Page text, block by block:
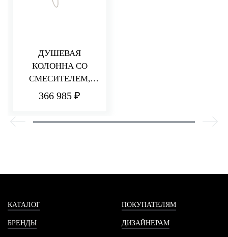
ДУШЕВАЯ
КОЛОННА СО
СМЕСИТЕЛЕМ,
РУЧНЫМ И
366 985 ₽
КАТАЛОГ
БРЕНДЫ
ПОКУПАТЕЛЯМ
ДИЗАЙНЕРАМ